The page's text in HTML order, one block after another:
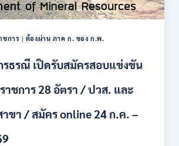
ป.ตรี
หลาย
/
ต้อง
ภาค
ของ
/
ชการ | ต้องผ่าน ภาค ก. ของ ก.พ.
ธรณี เปิดรับสมัครสอบแข่งขัน
าชการ 28 อัตรา / ปวส. และ
ขา / สมัคร online 24 ก.ค. –